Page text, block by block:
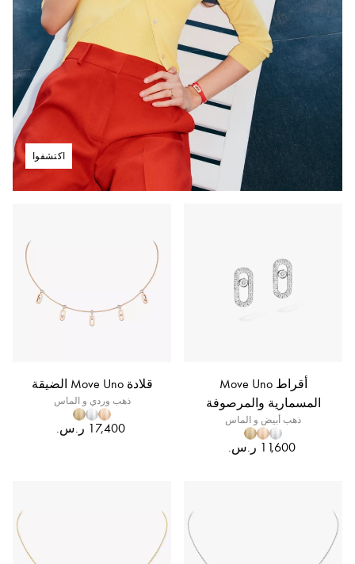
اكتشفوا
أقراط Move Uno
المسمارية والمرصوفة
ذهب أبيض و الماس
‏11,600 ر.س.‏
قلادة Move Uno الضيقة
ذهب وردي و الماس
‏17,400 ر.س.‏